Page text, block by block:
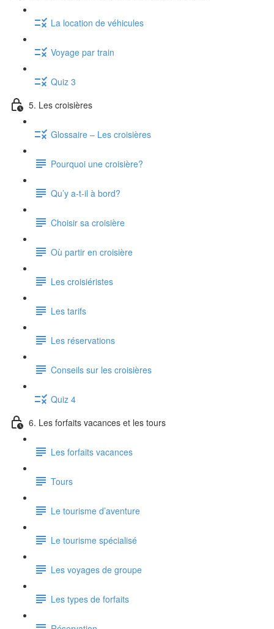
La location de véhicules
Voyage par train
Quiz 3
5. Les croisières
Glossaire – Les croisières
Pourquoi une croisière?
Qu’y a-t-il à bord?
Choisir sa croisière
Où partir en croisière
Les croisiéristes
Les tarifs
Les réservations
Conseils sur les croisières
Quiz 4
6. Les forfaits vacances et les tours
Les forfaits vacances
Tours
Le tourisme d’aventure
Le tourisme spécialisé
Les voyages de groupe
Les types de forfaits